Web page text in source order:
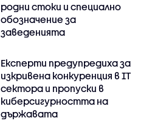
родни стоки и специално
обозначение за
заведенията
Експерти предупредиха за
изкривена конкуренция в IT
сектора и пропуски в
киберсигурността на
държавата